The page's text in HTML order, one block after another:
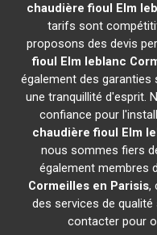
chaudière fioul Elm
tarifs sont
proposons des devis
fioul Elm leblanc
également des
une tranquillité d'esprit.
confiance pour
chaudière fioul Elm
nous sommes fiers
également membres
Cormeilles en Parisis,
des services de
contacter pour